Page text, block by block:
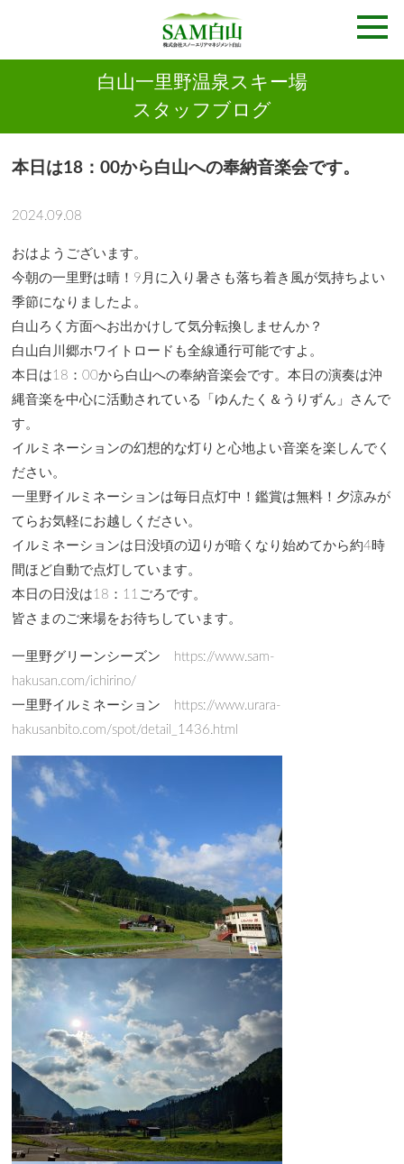
白山一里野温泉スキー場
スタッフブログ
本日は18：00から白山への奉納音楽会です。
2024.09.08
おはようございます。
今朝の一里野は晴！9月に入り暑さも落ち着き風が気持ちよい
季節になりましたよ。
白山ろく方面へお出かけして気分転換しませんか？
白山白川郷ホワイトロードも全線通行可能ですよ。
本日は18：00から白山への奉納音楽会です。本日の演奏は沖
縄音楽を中心に活動されている「ゆんたく＆うりずん」さんで
す。
イルミネーションの幻想的な灯りと心地よい音楽を楽しんでく
ださい。
一里野イルミネーションは毎日点灯中！鑑賞は無料！夕涼みが
てらお気軽にお越しください。
イルミネーションは日没頃の辺りが暗くなり始めてから約4時
間ほど自動で点灯しています。
本日の日没は18：11ごろです。
皆さまのご来場をお待ちしています。
一里野グリーンシーズン https://www.sam-
hakusan.com/ichirino/
一里野イルミネーション https://www.urara-
hakusanbito.com/spot/detail_1436.html